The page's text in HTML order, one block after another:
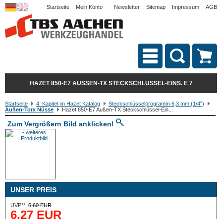
Startseite Mein Konto Newsletter Sitemap Impressum AGB
HAZET 850-E7 AUSSEN-TX STECKSCHLÜSSEL-EINS. E 7
Startseite 4. Kapitel im Hazet Katalog
Steckschlüsselprogramm 6,3 mm (1/4")
Außen-Torx Nüsse
Hazet 850-E7 Außen-TX Steckschlüssel-Ein...
Zum Vergrößern Bild anklicken!
UNSER PREIS
UVP**: 6,60 EUR
6,27 EUR